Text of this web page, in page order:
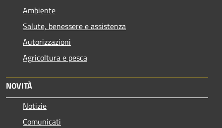
Ambiente
Salute, benessere e assistenza
Autorizzazioni
Agricoltura e pesca
NOVITÀ
Notizie
Comunicati